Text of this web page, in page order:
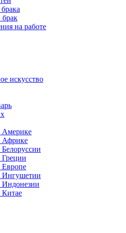
на работе
искусство
Америке
Африке
Греции
Европе
Ингушетии
Индонезии
Китае